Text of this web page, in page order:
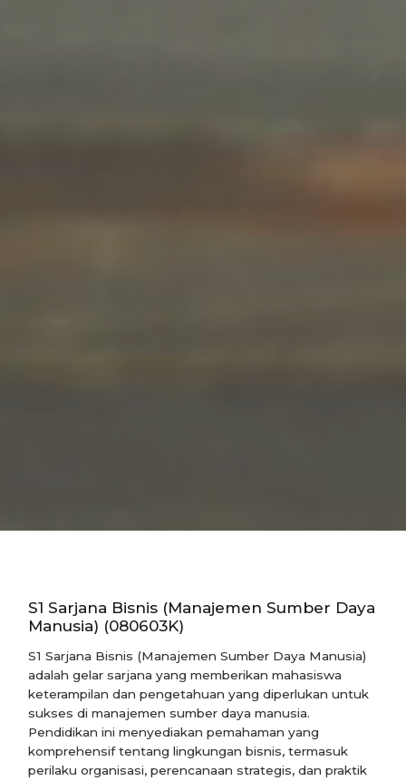
S1 Sarjana Bisnis (Manajemen Sumber Daya
Manusia) (080603K)
S1 Sarjana Bisnis (Manajemen Sumber Daya Manusia)
adalah gelar sarjana yang memberikan mahasiswa
keterampilan dan pengetahuan yang diperlukan untuk
sukses di manajemen sumber daya manusia.
Pendidikan ini menyediakan pemahaman yang
komprehensif tentang lingkungan bisnis, termasuk
perilaku organisasi, perencanaan strategis, dan praktik